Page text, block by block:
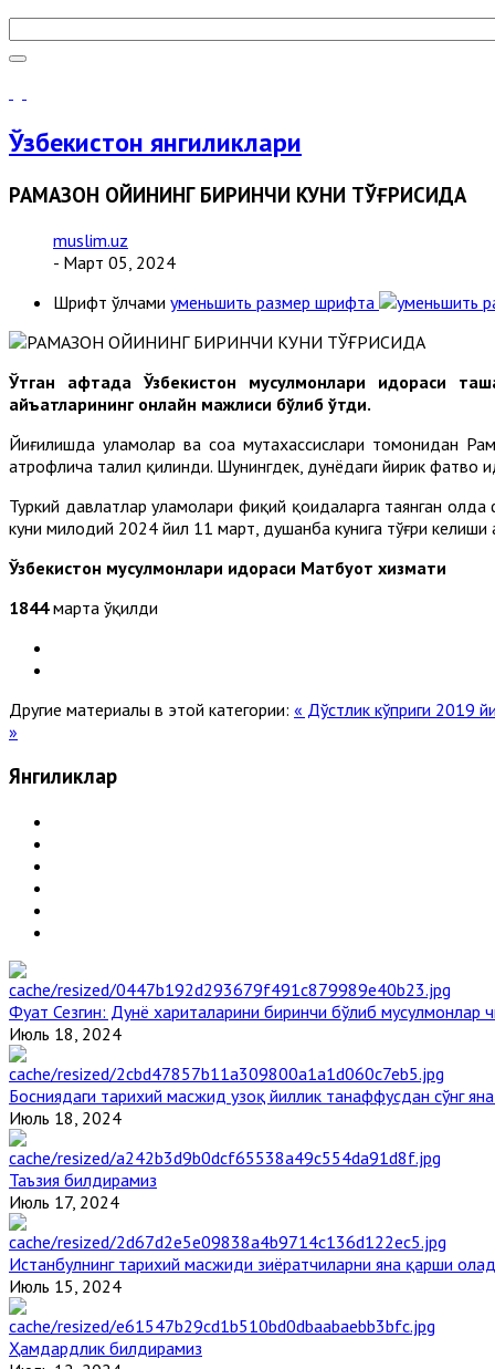
Ўзбекистон янгиликлари
РАМАЗОН ОЙИНИНГ БИРИНЧИ КУНИ ТЎҒРИСИДА
muslim.uz
- Март 05, 2024
Шрифт ўлчами уменьшить размер шрифта
Ўтган ҳафтада Ўзбекистон мусулмонлари идораси
ҳайъатларининг онлайн мажлиси бўлиб ўтди.
Йиғилишда уламолар ва соҳа мутахассислари томонидан
атрофлича таҳлил қилинди. Шунингдек, дунёдаги йирик
Туркий давлатлар уламолари фиқҳий қоидаларга таянган
куни милодий 2024 йил 11 март, душанба кунига тўғри келиши
Ўзбекистон мусулмонлари идораси Матбуот хизмати
1844марта ўқилди
Другие материалы в этой категории: « Дўстлик кўприги 2019
»
Янгиликлар
Фуат Сезгин: Дунё хариталарини биринчи бўлиб мусулмонлар
Июль 18, 2024
Босниядаги тарихий масжид узоқ йиллик танаффусдан сўнг
Июль 18, 2024
Таъзия билдирамиз
Июль 17, 2024
Истанбулнинг тарихий масжиди зиёратчиларни яна қарши
Июль 15, 2024
Ҳамдардлик билдирамиз